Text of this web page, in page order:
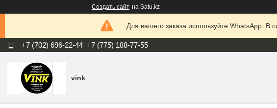
Создать сайт на Satu.kz
Для вашего заказа используйте WhatsApp. В
+7 (702) 696-22-44 +7 (775) 188-77-55
vink